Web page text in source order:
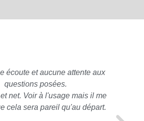
écoute et aucune attente aux
questions posées.
net. Voir à l'usage mais il me
cela sera pareil qu'au départ.